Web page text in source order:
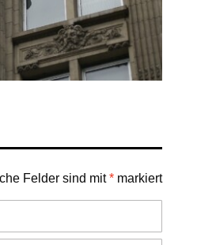
Felder sind mit* markiert